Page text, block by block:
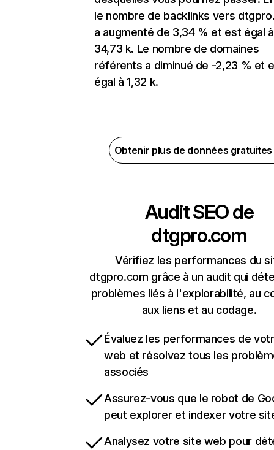
le nombre de backlinks vers
a augmenté de 3,34 % et est égal à
34,73 k. Le nombre de domaines
référents a diminué de -2,23 % et
égal à 1,32 k.
Obtenir plus de données
Audit SEO de
dtgpro.com
Vérifiez les performances du
dtgpro.com grâce à un audit qui
problèmes liés à l'explorabilité, au
aux liens et au codage.
Évaluez les performances de
web et résolvez tous les
associés
Assurez-vous que le robot de
peut explorer et indexer votre
Analysez votre site web pour